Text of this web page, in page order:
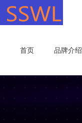
首页 品牌介绍